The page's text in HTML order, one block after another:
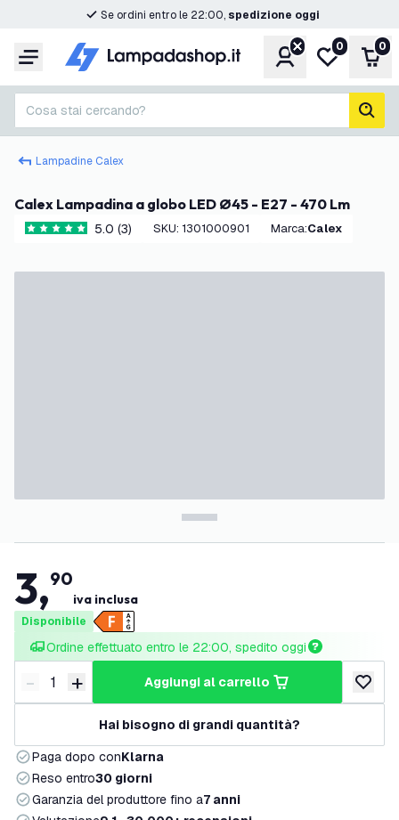
Se ordini entro le 22:00, spedizione oggi
Menu Account
Lista
0 0
Cosa stai cercando?
Lampadine Calex
Calex Lampadina a globo LED Ø45 - E27 - 470 Lm
5 stelle di valutazione
5.0 (3) SKU: 1301000901 Marca: Calex
3,90
iva inclusa
Disponibile
Ordine effettuato entro le 22:00, spedito oggi
Riduci quantità
- Aumenta quantità
+ aggiungi al carrello
Hai bisogno di grandi quantità?
Paga dopo conKlarna
Reso entro30 giorni
Garanzia del produttore fino a7 anni